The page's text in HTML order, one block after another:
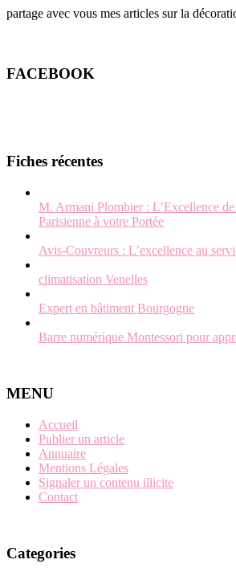
partage avec vous mes articles sur la
FACEBOOK
Fiches récentes
M. Armani Plombier : L’Excellence
Parisienne à votre Portée
Avis-Couvreurs : L’excellence au
climatisation Venelles
Expert en bâtiment Bourgogne
Barre numérique Montessori pour
MENU
Accueil
Publier un article
Annuaire
Mentions Légales
Signaler un contenu illicite
Contact
Categories